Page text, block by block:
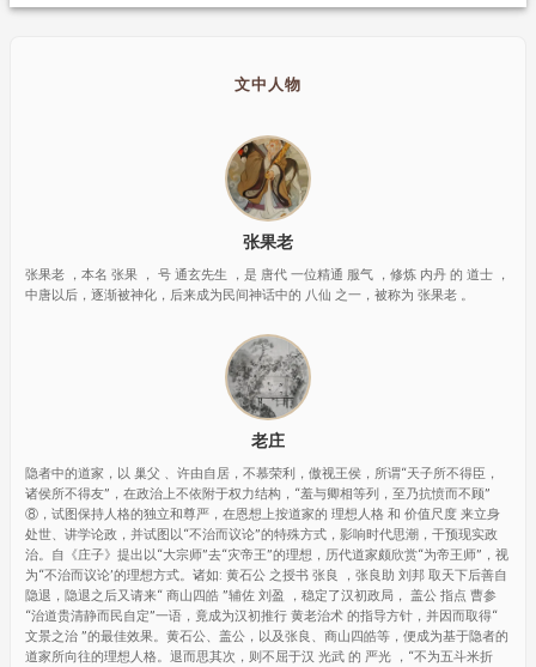
文中人物
张果老
张果老 ，本名 张果 ， 号 通玄先生 ，是 唐代 一位精通 服气 ，修炼 内丹 的 道士 ，
中唐以后，逐渐被神化，后来成为民间神话中的 八仙 之一，被称为 张果老 。
老庄
隐者中的道家，以 巢父 、许由自居，不慕荣利，傲视王侯，所谓“天子所不得臣，
诸侯所不得友”，在政治上不依附于权力结构，“羞与卿相等列，至乃抗愤而不顾”
⑧，试图保持人格的独立和尊严，在恩想上按道家的 理想人格 和 价值尺度 来立身
处世、讲学论政，并试图以“不治而议论”的特殊方式，影响时代思潮，干预现实政
治。自《庄子》提出以“大宗师”去“灾帝王”的理想，历代道家颇欣赏“为帝王师”，视
为“不治而议论’的理想方式。诸如: 黄石公 之授书 张良 ，张良助 刘邦 取天下后善自
隐退，隐退之后又请来“ 商山四皓 ”辅佐 刘盈 ，稳定了汉初政局， 盖公 指点 曹参
“治道贵清静而民自定”一语，竟成为汉初推行 黄老治术 的指导方针，并因而取得“
文景之治 ”的最佳效果。黄石公、盖公，以及张良、商山四皓等，便成为基于隐者的
道家所向往的理想人格。退而思其次，则不屈于汉 光武 的 严光 ，“不为五斗米折